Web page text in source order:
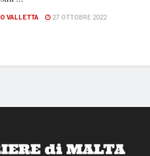
VALLETTA 27 OTTOBRE 2022